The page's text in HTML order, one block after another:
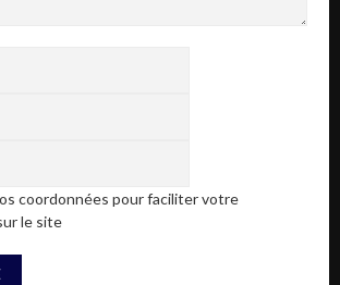
coordonnées pour faciliter votre
le site